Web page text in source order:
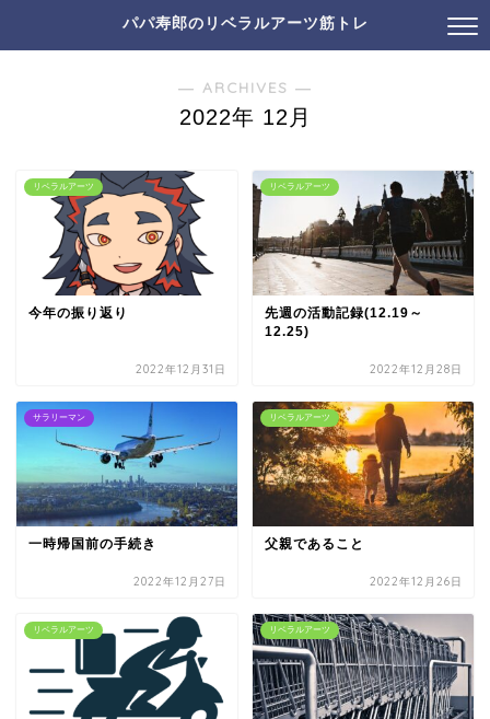
パパ寿郎のリベラルアーツ筋トレ
― ARCHIVES ―
2022年 12月
リベラルアーツ
今年の振り返り
2022年12月31日
リベラルアーツ
先週の活動記録(12.19～
12.25)
2022年12月28日
サラリーマン
一時帰国前の手続き
2022年12月27日
リベラルアーツ
父親であること
2022年12月26日
リベラルアーツ リベラルアーツ